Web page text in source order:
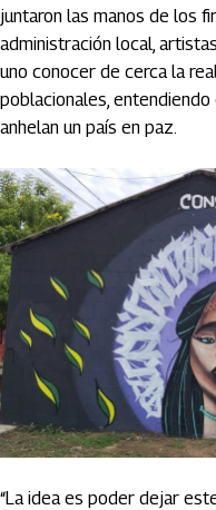
juntaron las manos de los
administración local,
uno conocer de cerca la
poblacionales,
anhelan un país en paz.
“La idea es poder dejar